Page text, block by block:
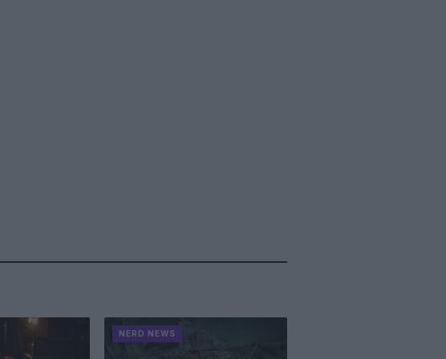
NERD NEWS